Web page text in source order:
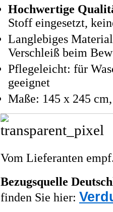
Hochwertige
Stoff eingesetzt,
Langlebiges
Verschleiß beim
Pflegeleicht: für
geeignet
Maße: 145 x 245
Vom Lieferanten
Bezugsquelle
finden Sie hier: